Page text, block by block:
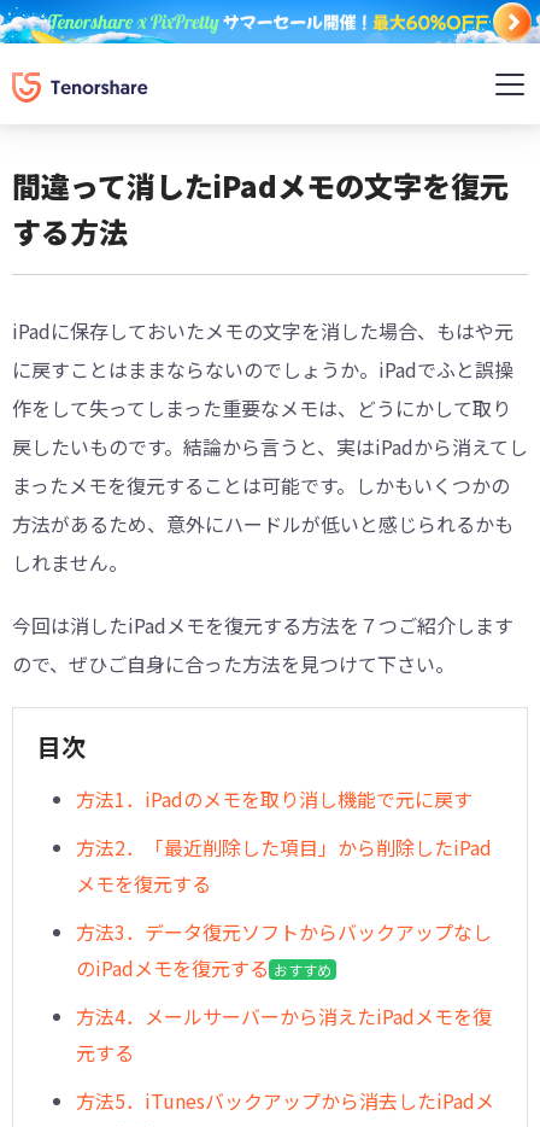
間違って消したiPadメモの文字を復元
する方法
iPadに保存しておいたメモの文字を消した場合、もはや元
に戻すことはままならないのでしょうか。iPadでふと誤操
作をして失ってしまった重要なメモは、どうにかして取り
戻したいものです。結論から言うと、実はiPadから消えてし
まったメモを復元することは可能です。しかもいくつかの
方法があるため、意外にハードルが低いと感じられるかも
しれません。
今回は消したiPadメモを復元する方法を７つご紹介します
ので、ぜひご自身に合った方法を見つけて下さい。
目次
方法1．iPadのメモを取り消し機能で元に戻す
方法2．「最近削除した項目」から削除したiPad
メモを復元する
方法3．データ復元ソフトからバックアップなし
のiPadメモを復元する おすすめ
方法4．メールサーバーから消えたiPadメモを復
元する
方法5．iTunesバックアップから消去したiPadメ